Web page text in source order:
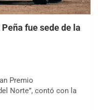
Peña fue sede de la
Premio
Norte”, contó con la